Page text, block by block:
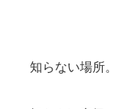
知らない場所。